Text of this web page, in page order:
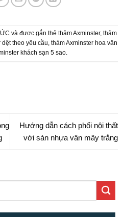
và được gắn thẻ thảm Axminster, thảm
dệt theo yêu cầu thảm Axminster hoa văn
khách sạn 5 sao.
Hướng dẫn cách phối nội thất
với sàn nhựa vân mây trắng